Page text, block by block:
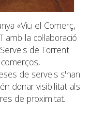
«Viu el Comerç,
la col·laboració
de Torrent
de serveis s'han
donar visibilitat als
de proximitat.